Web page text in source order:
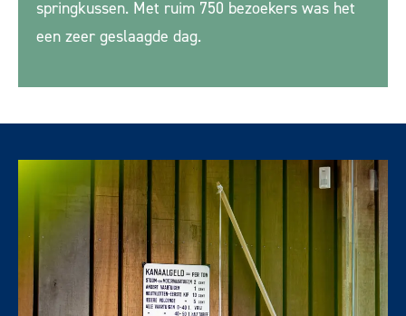
springkussen. Met ruim 750 bezoekers was het
een zeer geslaagde dag.